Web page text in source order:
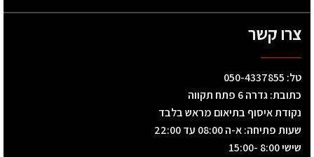
צרו קשר
טל: 050-4337855
כתובת: גדרה 6 פתח תקווה
נקודת איסוף בתיאום מראש בלבד
שעות פתיחה: א-ה 08:00 עד 22:00
שישי 8:00 -15:00